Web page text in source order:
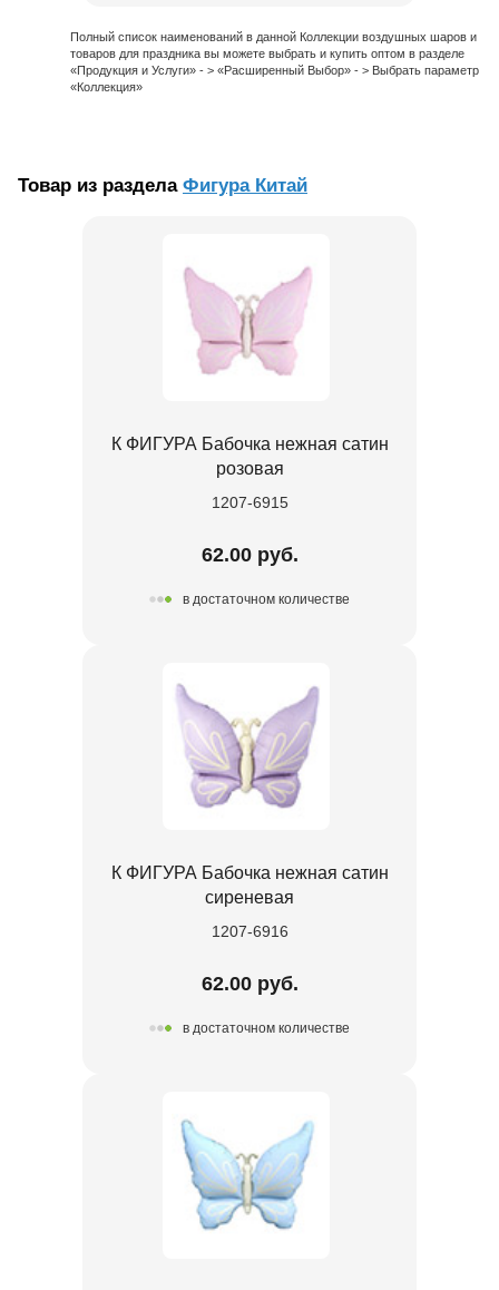
Полный список наименований в данной Коллекции воздушных шаров и
товаров для праздника вы можете выбрать и купить оптом в разделе
«Продукция и Услуги» - > «Расширенный Выбор» - > Выбрать параметр
«Коллекция»
Товар из раздела Фигура Китай
К ФИГУРА Бабочка нежная сатин
розовая
1207-6915
62.00 руб.
в достаточном количестве
К ФИГУРА Бабочка нежная сатин
сиреневая
1207-6916
62.00 руб.
в достаточном количестве